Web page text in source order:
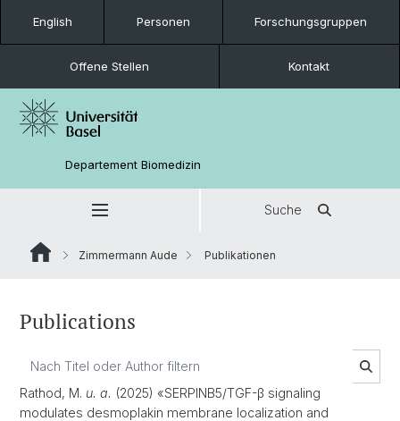
English Personen Forschungsgruppen
Offene Stellen Kontakt
Departement Biomedizin
Suche
Zimmermann Aude Publikationen
Publications
Rathod, M. u. a. (2025) «SERPINB5/TGF-β signaling
modulates desmoplakin membrane localization and